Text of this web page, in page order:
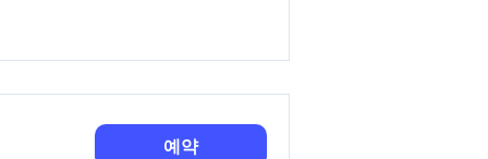
예약